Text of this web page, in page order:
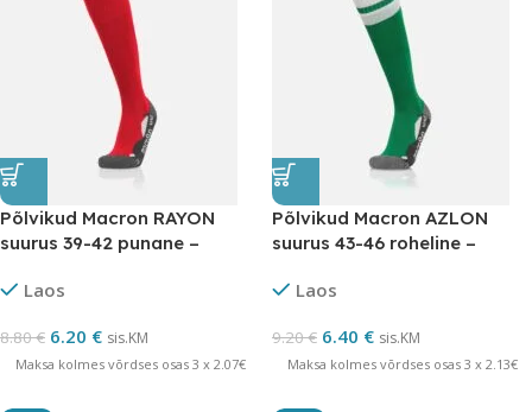
Põlvikud Macron RAYON
suurus 39-42 punane –
Laos
8.80€ 6.20 € sis.KM
Maksa kolmes võrdses osas 3 x 2.07€
Põlvikud Macron AZLON
suurus 43-46 roheline –
Laos
9.20€ 6.40 € sis.KM
Maksa kolmes võrdses osas 3 x 2.13€